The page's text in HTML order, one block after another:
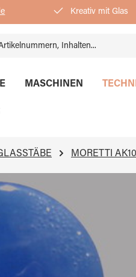
Kreativ mit Glas
MASCHINEN
MORETTI